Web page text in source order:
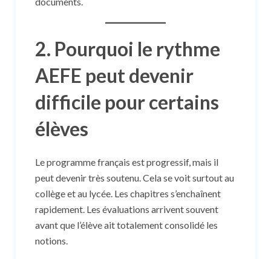
2. Pourquoi le rythme
AEFE peut devenir
difficile pour certains
élèves
Le programme français est progressif, mais il
peut devenir très soutenu. Cela se voit surtout au
collège et au lycée. Les chapitres s’enchaînent
rapidement. Les évaluations arrivent souvent
avant que l’élève ait totalement consolidé les
notions.